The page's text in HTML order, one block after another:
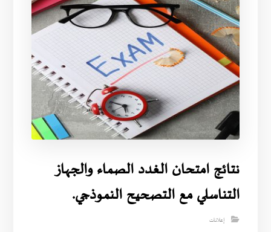
نتائج امتحان الغدد الصماء والجهاز
التناسلي مع التصحيح النموذجي.
إعلانات